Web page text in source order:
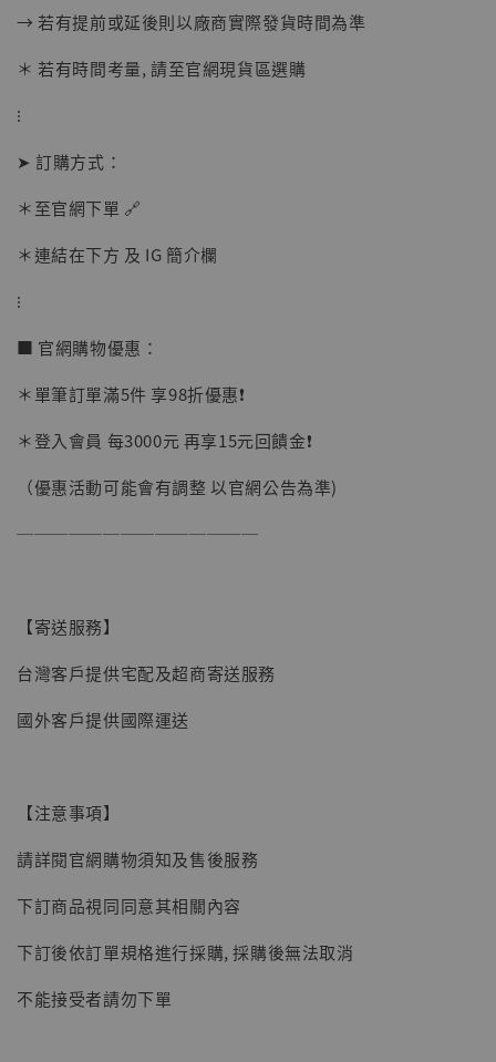
子彈飛 鵝城縣長 張麻子 [BK01]
NT$ 4,980
→ 若有提前或延後則以廠商實際發貨時間為準
＊ 若有時間考量, 請至官網現貨區選購
⁝
➤ 訂購方式：
＊至官網下單 🔗
＊連結在下方 及 IG 簡介欄
⁝
■ 官網購物優惠：
＊單筆訂單滿5件 享98折優惠❗️
＊登入會員 每3000元 再享15元回饋金❗️
（優惠活動可能會有調整 以官網公告為準)
──────────────
【寄送服務】
台灣客戶提供宅配及超商寄送服務
國外客戶提供國際運送
【注意事項】
請詳閱官網購物須知及售後服務
下訂商品視同同意其相關內容
下訂後依訂單規格進行採購, 採購後無法取消
不能接受者請勿下單